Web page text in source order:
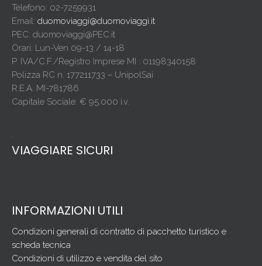
Telefono: 02-7259931
Email: duomoviaggi@duomoviaggi.it
PEC: duomoviaggi@PEC.it
Orari: Lun-Ven 09-13 / 14-18
P. IVA/C.F./Registro Imprese MI : 01198340158
Polizza RC n. 177211733 – UnipolSai
R.E.A. MI-781786
Capitale Sociale: € 95.000 i.v.
.
VIAGGIARE SICURI
INFORMAZIONI UTILI
Condizioni generali di contratto di pacchetto turistico e
scheda tecnica
Condizioni di utilizzo e vendita del sito